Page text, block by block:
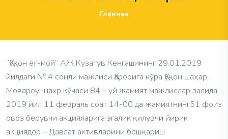
Главная
“Қўқон ёғ-мой” АЖ Кузатув Кенгашининг 29.01.2019
йилдаги № 4 сонли мажлиси Қарорига кўра Қўқон шаҳар,
Мовароуннахр кўчаси 84 – уй жамият мажлислар залида,
2019 йил 11 февраль соат 14-00 да жамиятнинг51 фоиз
овоз берувчи акцияларига эгалик қилувчи йирик
акциядор – Давлат активларини бошқариш